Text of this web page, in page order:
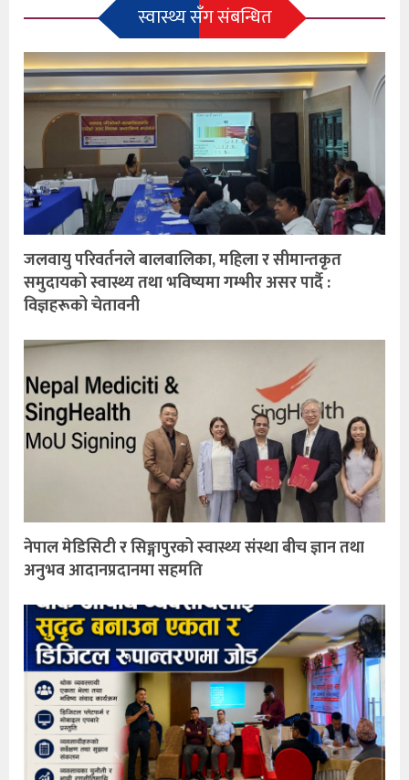
स्वास्थ्य सँग संबन्धित
जलवायु परिवर्तनले बालबालिका, महिला र सीमान्तकृत
समुदायको स्वास्थ्य तथा भविष्यमा गम्भीर असर पार्दै :
विज्ञहरूको चेतावनी
नेपाल मेडिसिटी र सिङ्गापुरको स्वास्थ्य संस्था बीच ज्ञान तथा
अनुभव आदानप्रदानमा सहमति